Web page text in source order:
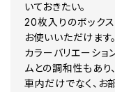
いておきたい。
20枚入りのボック
お使いいただけます。
カラーバリエーショ
ムとの調和性もあり
車内だけでなく、お